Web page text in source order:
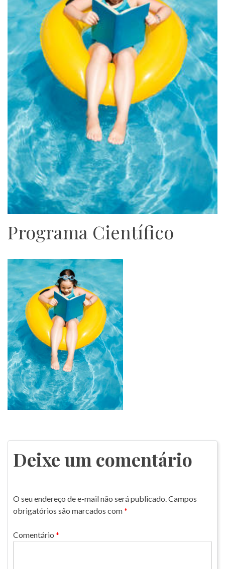
Programa Científico
Deixe um comentário
O seu endereço de e-mail não será publicado.Campos
obrigatórios são marcados com*
Comentário *